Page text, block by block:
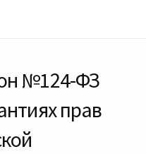
№124-ФЗ
прав